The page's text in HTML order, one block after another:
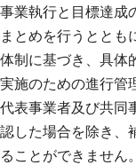
業執行と目標達成
とめを行うととも
制に基づき、具体
施のための進行管
表事業者及び共同
した場合を除き、
ことができません。